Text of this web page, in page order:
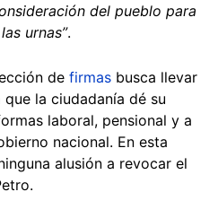
del pueblo para
urnas”.
de firmas busca llevar
la ciudadanía dé su
laboral, pensional y a
nacional. En esta
alusión a revocar el